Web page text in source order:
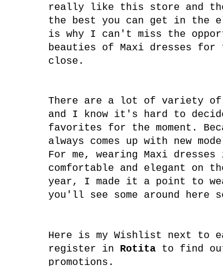
really like this store and
the best you can get in the
is why I can't miss the
beauties of Maxi dresses
close.
There are a lot of variety of
and I know it's hard to
favorites for the moment.
always comes up with new
For me, wearing Maxi
comfortable and elegant on
year, I made it a point to
you'll see some around here
Here is my Wishlist next to
register in Rotita to find
promotions.